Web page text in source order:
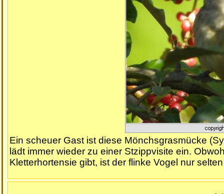
Ein scheuer Gast ist diese Mönchsgrasmücke
lädt immer wieder zu einer Stzippvisite ein.
Kletterhortensie gibt, ist der flinke Vogel nur